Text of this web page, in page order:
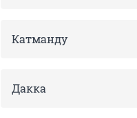
Катманду
Дакка